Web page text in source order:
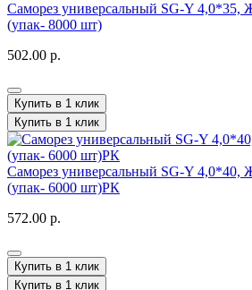
Саморез универсальный SG-Y
(упак- 8000 шт)
502.00 р.
Купить в 1 клик
Купить в 1 клик
Саморез универсальный SG-Y
(упак- 6000 шт)РК
572.00 р.
Купить в 1 клик
Купить в 1 клик